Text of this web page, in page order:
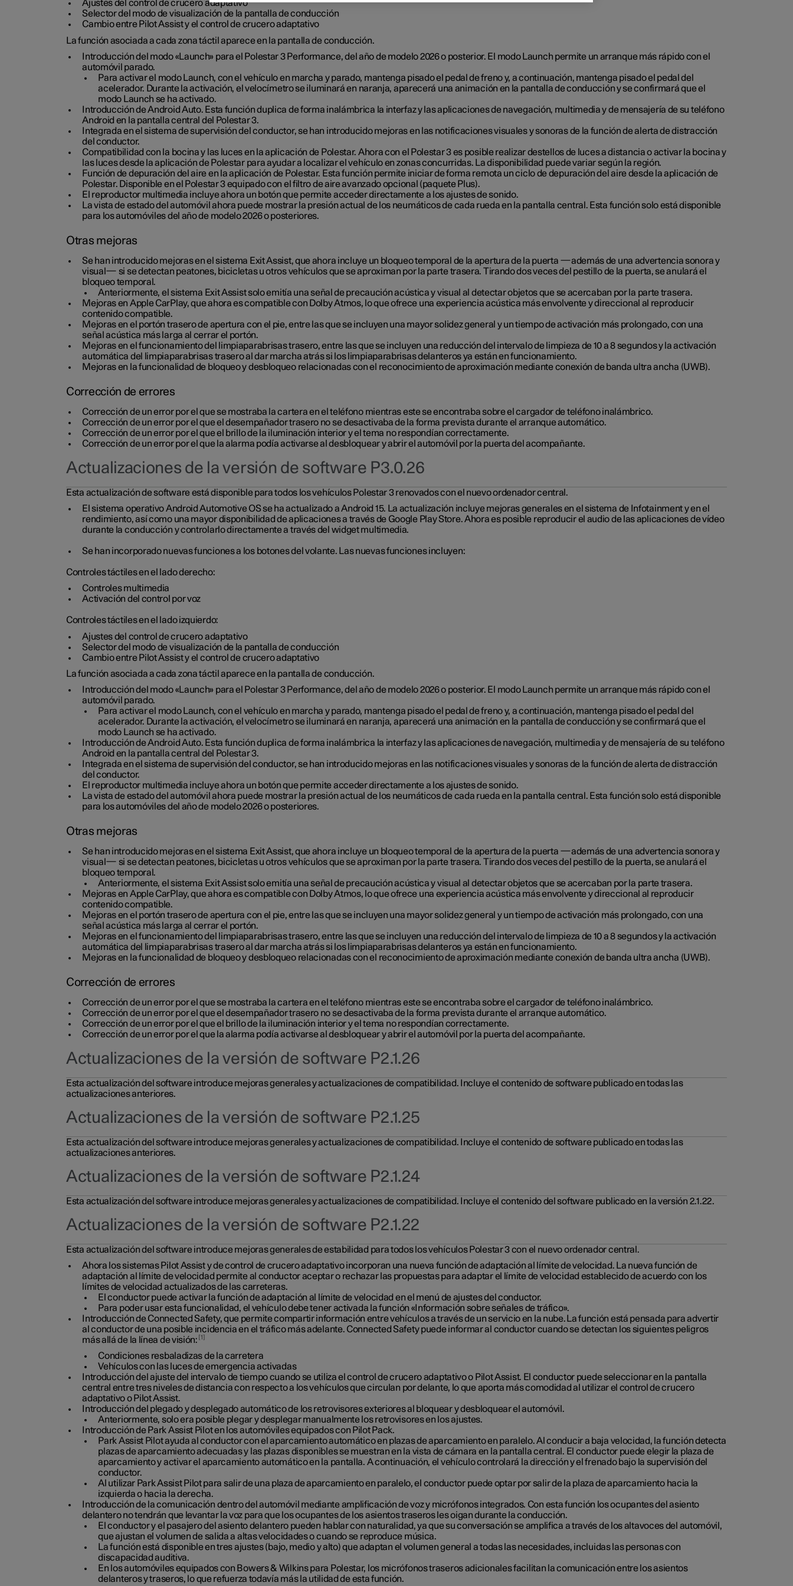
Ajustes del control de crucero adaptativo
Selector del modo de visualización de la pantalla de conducción
Cambio entre Pilot Assist y el control de crucero adaptativo
La función asociada a cada zona táctil aparece en la pantalla de conducción.
Introducción del modo «Launch» para el Polestar 3 Performance, del año de modelo 2026 o posterior. El modo Launch permite un arranque más rápido con el
automóvil parado.
Para activar el modo Launch, con el vehículo en marcha y parado, mantenga pisado el pedal de freno y, a continuación, mantenga pisado el pedal del
acelerador. Durante la activación, el velocímetro se iluminará en naranja, aparecerá una animación en la pantalla de conducción y se confirmará que el
modo Launch se ha activado.
Introducción de Android Auto. Esta función duplica de forma inalámbrica la interfaz y las aplicaciones de navegación, multimedia y de mensajería de su teléfono
Android en la pantalla central del Polestar 3.
Integrada en el sistema de supervisión del conductor, se han introducido mejoras en las notificaciones visuales y sonoras de la función de alerta de distracción
del conductor.
Compatibilidad con la bocina y las luces en la aplicación de Polestar. Ahora con el Polestar 3 es posible realizar destellos de luces a distancia o activar la bocina y
las luces desde la aplicación de Polestar para ayudar a localizar el vehículo en zonas concurridas. La disponibilidad puede variar según la región.
Función de depuración del aire en la aplicación de Polestar. Esta función permite iniciar de forma remota un ciclo de depuración del aire desde la aplicación de
Polestar. Disponible en el Polestar 3 equipado con el filtro de aire avanzado opcional (paquete Plus).
El reproductor multimedia incluye ahora un botón que permite acceder directamente a los ajustes de sonido.
La vista de estado del automóvil ahora puede mostrar la presión actual de los neumáticos de cada rueda en la pantalla central. Esta función solo está disponible
para los automóviles del año de modelo 2026 o posteriores.
Otras mejoras
Se han introducido mejoras en el sistema Exit Assist, que ahora incluye un bloqueo temporal de la apertura de la puerta —además de una advertencia sonora y
visual— si se detectan peatones, bicicletas u otros vehículos que se aproximan por la parte trasera. Tirando dos veces del pestillo de la puerta, se anulará el
bloqueo temporal.
Anteriormente, el sistema Exit Assist solo emitía una señal de precaución acústica y visual al detectar objetos que se acercaban por la parte trasera.
Mejoras en Apple CarPlay, que ahora es compatible con Dolby Atmos, lo que ofrece una experiencia acústica más envolvente y direccional al reproducir
contenido compatible.
Mejoras en el portón trasero de apertura con el pie, entre las que se incluyen una mayor solidez general y un tiempo de activación más prolongado, con una
señal acústica más larga al cerrar el portón.
Mejoras en el funcionamiento del limpiaparabrisas trasero, entre las que se incluyen una reducción del intervalo de limpieza de 10 a 8 segundos y la activación
automática del limpiaparabrisas trasero al dar marcha atrás si los limpiaparabrisas delanteros ya están en funcionamiento.
Mejoras en la funcionalidad de bloqueo y desbloqueo relacionadas con el reconocimiento de aproximación mediante conexión de banda ultra ancha (UWB).
Corrección de errores
Corrección de un error por el que se mostraba la cartera en el teléfono mientras este se encontraba sobre el cargador de teléfono inalámbrico.
Corrección de un error por el que el desempañador trasero no se desactivaba de la forma prevista durante el arranque automático.
Corrección de un error por el que el brillo de la iluminación interior y el tema no respondían correctamente.
Corrección de un error por el que la alarma podía activarse al desbloquear y abrir el automóvil por la puerta del acompañante.
Actualizaciones de la versión de software P3.0.26
Esta actualización de software está disponible para todos los vehículos Polestar 3 renovados con el nuevo ordenador central.
El sistema operativo Android Automotive OS se ha actualizado a Android 15. La actualización incluye mejoras generales en el sistema de Infotainment y en el
rendimiento, así como una mayor disponibilidad de aplicaciones a través de Google Play Store. Ahora es posible reproducir el audio de las aplicaciones de vídeo
durante la conducción y controlarlo directamente a través del widget multimedia.
Se han incorporado nuevas funciones a los botones del volante. Las nuevas funciones incluyen:
Controles táctiles en el lado derecho:
Controles multimedia
Activación del control por voz
Controles táctiles en el lado izquierdo:
Ajustes del control de crucero adaptativo
Selector del modo de visualización de la pantalla de conducción
Cambio entre Pilot Assist y el control de crucero adaptativo
La función asociada a cada zona táctil aparece en la pantalla de conducción.
Introducción del modo «Launch» para el Polestar 3 Performance, del año de modelo 2026 o posterior. El modo Launch permite un arranque más rápido con el
automóvil parado.
Para activar el modo Launch, con el vehículo en marcha y parado, mantenga pisado el pedal de freno y, a continuación, mantenga pisado el pedal del
acelerador. Durante la activación, el velocímetro se iluminará en naranja, aparecerá una animación en la pantalla de conducción y se confirmará que el
modo Launch se ha activado.
Introducción de Android Auto. Esta función duplica de forma inalámbrica la interfaz y las aplicaciones de navegación, multimedia y de mensajería de su teléfono
Android en la pantalla central del Polestar 3.
Integrada en el sistema de supervisión del conductor, se han introducido mejoras en las notificaciones visuales y sonoras de la función de alerta de distracción
del conductor.
El reproductor multimedia incluye ahora un botón que permite acceder directamente a los ajustes de sonido.
La vista de estado del automóvil ahora puede mostrar la presión actual de los neumáticos de cada rueda en la pantalla central. Esta función solo está disponible
para los automóviles del año de modelo 2026 o posteriores.
Otras mejoras
Se han introducido mejoras en el sistema Exit Assist, que ahora incluye un bloqueo temporal de la apertura de la puerta —además de una advertencia sonora y
visual— si se detectan peatones, bicicletas u otros vehículos que se aproximan por la parte trasera. Tirando dos veces del pestillo de la puerta, se anulará el
bloqueo temporal.
Anteriormente, el sistema Exit Assist solo emitía una señal de precaución acústica y visual al detectar objetos que se acercaban por la parte trasera.
Mejoras en Apple CarPlay, que ahora es compatible con Dolby Atmos, lo que ofrece una experiencia acústica más envolvente y direccional al reproducir
contenido compatible.
Mejoras en el portón trasero de apertura con el pie, entre las que se incluyen una mayor solidez general y un tiempo de activación más prolongado, con una
señal acústica más larga al cerrar el portón.
Mejoras en el funcionamiento del limpiaparabrisas trasero, entre las que se incluyen una reducción del intervalo de limpieza de 10 a 8 segundos y la activación
automática del limpiaparabrisas trasero al dar marcha atrás si los limpiaparabrisas delanteros ya están en funcionamiento.
Mejoras en la funcionalidad de bloqueo y desbloqueo relacionadas con el reconocimiento de aproximación mediante conexión de banda ultra ancha (UWB).
Corrección de errores
Corrección de un error por el que se mostraba la cartera en el teléfono mientras este se encontraba sobre el cargador de teléfono inalámbrico.
Corrección de un error por el que el desempañador trasero no se desactivaba de la forma prevista durante el arranque automático.
Corrección de un error por el que el brillo de la iluminación interior y el tema no respondían correctamente.
Corrección de un error por el que la alarma podía activarse al desbloquear y abrir el automóvil por la puerta del acompañante.
Actualizaciones de la versión de software P2.1.26
Esta actualización del software introduce mejoras generales y actualizaciones de compatibilidad. Incluye el contenido de software publicado en todas las
actualizaciones anteriores.
Actualizaciones de la versión de software P2.1.25
Esta actualización del software introduce mejoras generales y actualizaciones de compatibilidad. Incluye el contenido de software publicado en todas las
actualizaciones anteriores.
Actualizaciones de la versión de software P2.1.24
Esta actualización del software introduce mejoras generales y actualizaciones de compatibilidad. Incluye el contenido del software publicado en la versión 2.1.22.
Actualizaciones de la versión de software P2.1.22
Esta actualización del software introduce mejoras generales de estabilidad para todos los vehículos Polestar 3 con el nuevo ordenador central.
Ahora los sistemas Pilot Assist y de control de crucero adaptativo incorporan una nueva función de adaptación al límite de velocidad. La nueva función de
adaptación al límite de velocidad permite al conductor aceptar o rechazar las propuestas para adaptar el límite de velocidad establecido de acuerdo con los
límites de velocidad actualizados de las carreteras.
El conductor puede activar la función de adaptación al límite de velocidad en el menú de ajustes del conductor.
Para poder usar esta funcionalidad, el vehículo debe tener activada la función «Información sobre señales de tráfico».
Introducción de Connected Safety, que permite compartir información entre vehículos a través de un servicio en la nube. La función está pensada para advertir
al conductor de una posible incidencia en el tráfico más adelante. Connected Safety puede informar al conductor cuando se detectan los siguientes peligros
más allá de la línea de visión: 1
Condiciones resbaladizas de la carretera
Vehículos con las luces de emergencia activadas
Introducción del ajuste del intervalo de tiempo cuando se utiliza el control de crucero adaptativo o Pilot Assist. El conductor puede seleccionar en la pantalla
central entre tres niveles de distancia con respecto a los vehículos que circulan por delante, lo que aporta más comodidad al utilizar el control de crucero
adaptativo o Pilot Assist.
Introducción del plegado y desplegado automático de los retrovisores exteriores al bloquear y desbloquear el automóvil.
Anteriormente, solo era posible plegar y desplegar manualmente los retrovisores en los ajustes.
Introducción de Park Assist Pilot en los automóviles equipados con Pilot Pack.
Park Assist Pilot ayuda al conductor con el aparcamiento automático en plazas de aparcamiento en paralelo. Al conducir a baja velocidad, la función detecta
plazas de aparcamiento adecuadas y las plazas disponibles se muestran en la vista de cámara en la pantalla central. El conductor puede elegir la plaza de
aparcamiento y activar el aparcamiento automático en la pantalla. A continuación, el vehículo controlará la dirección y el frenado bajo la supervisión del
conductor.
Al utilizar Park Assist Pilot para salir de una plaza de aparcamiento en paralelo, el conductor puede optar por salir de la plaza de aparcamiento hacia la
izquierda o hacia la derecha.
Introducción de la comunicación dentro del automóvil mediante amplificación de voz y micrófonos integrados. Con esta función los ocupantes del asiento
delantero no tendrán que levantar la voz para que los ocupantes de los asientos traseros les oigan durante la conducción.
El conductor y el pasajero del asiento delantero pueden hablar con naturalidad, ya que su conversación se amplifica a través de los altavoces del automóvil,
que ajustan el volumen de salida a altas velocidades o cuando se reproduce música.
La función está disponible en tres ajustes (bajo, medio y alto) que adaptan el volumen general a todas las necesidades, incluidas las personas con
discapacidad auditiva.
En los automóviles equipados con Bowers & Wilkins para Polestar, los micrófonos traseros adicionales facilitan la comunicación entre los asientos
delanteros y traseros, lo que refuerza todavía más la utilidad de esta función.